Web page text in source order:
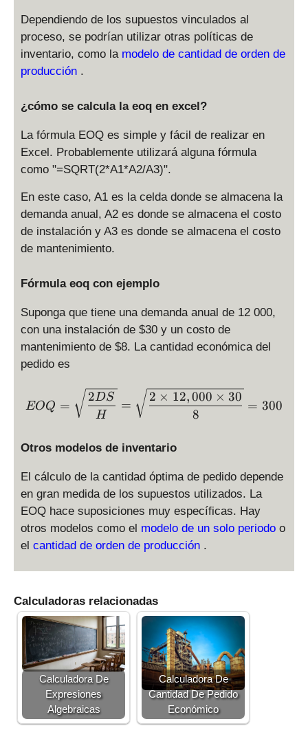
Dependiendo de los supuestos vinculados al
proceso, se podrían utilizar otras políticas de
inventario, como la modelo de cantidad de orden de
producción .
¿cómo se calcula la eoq en excel?
La fórmula EOQ es simple y fácil de realizar en
Excel. Probablemente utilizará alguna fórmula
como "=SQRT(2*A1*A2/A3)".
En este caso, A1 es la celda donde se almacena la
demanda anual, A2 es donde se almacena el costo
de instalación y A3 es donde se almacena el costo
de mantenimiento.
Fórmula eoq con ejemplo
Suponga que tiene una demanda anual de 12 000,
con una instalación de $30 y un costo de
mantenimiento de $8. La cantidad económica del
pedido es
EOQ =
EOQ =
H
2DS
=
8
2 × 12,000 × 30
= 300
Otros modelos de inventario
El cálculo de la cantidad óptima de pedido depende
en gran medida de los supuestos utilizados. La
EOQ hace suposiciones muy específicas. Hay
otros modelos como el modelo de un solo periodo o
el cantidad de orden de producción .
Calculadoras relacionadas
Calculadora De
Expresiones
Algebraicas
Calculadora De
Cantidad De Pedido
Económico